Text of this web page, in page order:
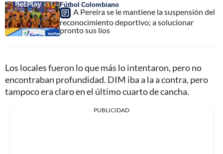
Fútbol Colombiano
A Pereira se le mantiene la suspensión del
reconocimiento deportivo; a solucionar
pronto sus líos
Los locales fueron lo que más lo intentaron, pero no
encontraban profundidad. DIM iba a la a contra, pero
tampoco era claro en el último cuarto de cancha.
PUBLICIDAD